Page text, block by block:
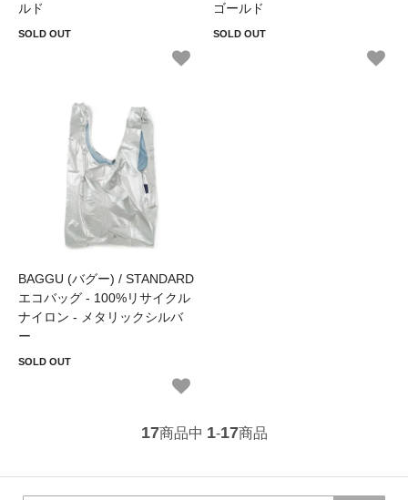
ルド
SOLD OUT
ゴールド
SOLD OUT
BAGGU (バグー) / STANDARD
エコバッグ - 100%リサイクル
ナイロン - メタリックシルバ
ー
SOLD OUT
17商品中 1-17商品